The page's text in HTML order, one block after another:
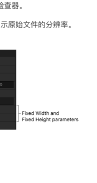
器。
原始文件的分辨率。